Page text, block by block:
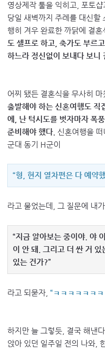
영상제작 툴을 익히고, 포토
당일 새벽까지 주례를 대신할
행히 겨우 완료한 까닭에 결혼
도 셀프로 하고, 축가도 부르
하느라 정신없이 보내다 보니
어찌 됐든 결혼식을 무사히 마
출발해야 하는 신혼여행도 직
에, 난 턱시도를 벗자마자 폭
준비해야 했다. 신혼여행을
군대 동기 H군이
“형, 현지 열차편은 다 예약
라고 물었는데, 그 질문에 내가
“지금 알아보는 중이야. 야
이 안 돼. 그리고 더 싼 거
있는 건가?”
라고 되묻자, “ㅋㅋㅋㅋㅋㅋ
하지만 늘 그렇듯, 결국 해낸
앉아 있던 일주일 전의 나와,